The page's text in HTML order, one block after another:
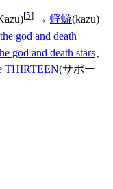
[5] → 蜉蝣(kazu)
the god and death
god and death stars
THIRTEEN(サポー